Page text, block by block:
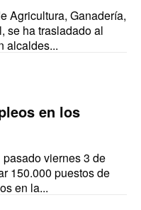
Agricultura, Ganadería,
se ha trasladado al
alcaldes...
en los
viernes 3 de
150.000 puestos de
en la...